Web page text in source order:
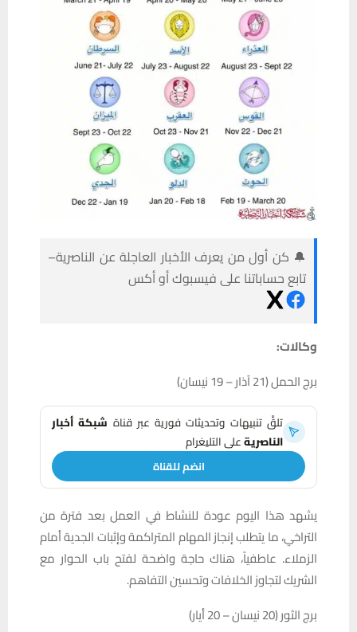
🔔 كن أول من يعرف الأخبار العاجلة عن الناصرية–
تابع حساباتنا على فيسبوك أو أكس
وكالات:
برج الحمل (21 آذار – 19 نيسان)
تلقَّ تنبيهات وتحديثات فورية عبر قناة شبكة أخبار
الناصريةعلى التليغرام
انضم للقناة
يشهد هذا اليوم عودة للنشاط في العمل بعد فترة من
التراخي، ما يتطلب إنجاز المهام المتراكمة وإثبات الجدية أمام
الزملاء. عاطفياً، هناك حاجة واضحة لفتح باب الحوار مع
الشريك لتجاوز الخلافات وتحسين التفاهم.
برج الثور (20 نيسان – 20 أيار)